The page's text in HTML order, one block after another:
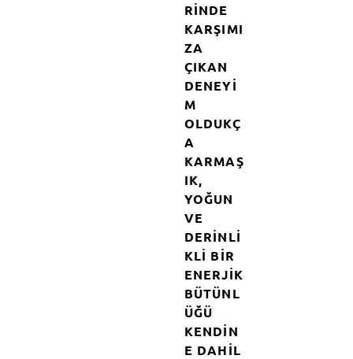
RINDE
KARŞIMI
ZA
ÇIKAN
DENEYI
M
OLDUKÇ
A
KARMAŞ
IK,
YOĞUN
VE
DERINLI
KLI BIR
ENERJIK
BÜTÜNL
ÜĞÜ
KENDIN
E DAHIL